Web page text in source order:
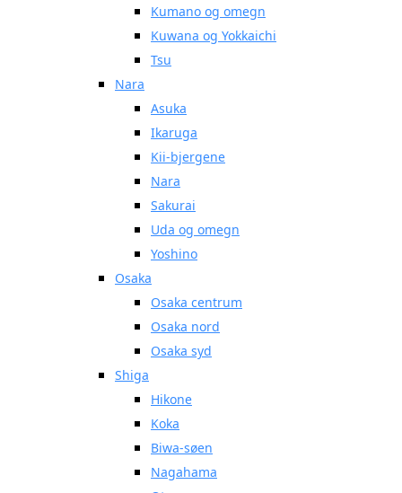
Kumano og omegn
Kuwana og Yokkaichi
Tsu
Nara
Asuka
Ikaruga
Kii-bjergene
Nara
Sakurai
Uda og omegn
Yoshino
Osaka
Osaka centrum
Osaka nord
Osaka syd
Shiga
Hikone
Koka
Biwa-søen
Nagahama